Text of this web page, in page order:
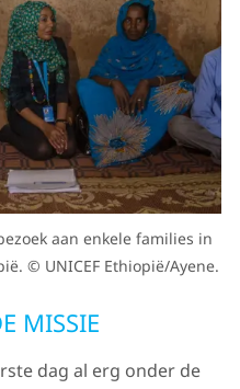
aan enkele families in
© UNICEF Ethiopië/Ayene.
MISSIE
dag al erg onder de